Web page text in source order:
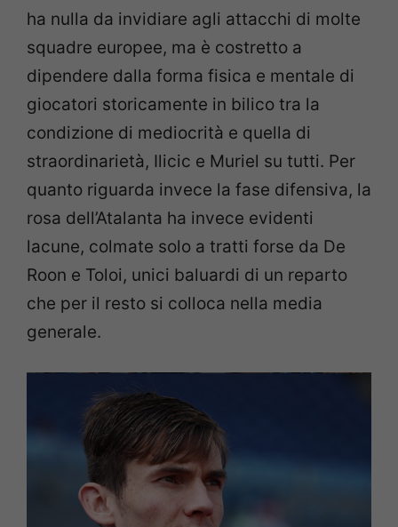
ha nulla da invidiare agli attacchi di molte
squadre europee, ma è costretto a
dipendere dalla forma fisica e mentale di
giocatori storicamente in bilico tra la
condizione di mediocrità e quella di
straordinarietà, Ilicic e Muriel su tutti. Per
quanto riguarda invece la fase difensiva, la
rosa dell’Atalanta ha invece evidenti
lacune, colmate solo a tratti forse da De
Roon e Toloi, unici baluardi di un reparto
che per il resto si colloca nella media
generale.